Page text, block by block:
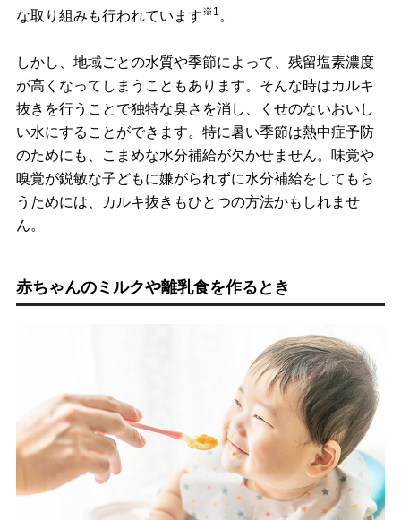
な取り組みも行われています※1 。
しかし、地域ごとの水質や季節によって、残留塩素濃度
が高くなってしまうこともあります。そんな時はカルキ
抜きを行うことで独特な臭さを消し、くせのないおいし
い水にすることができます。特に暑い季節は熱中症予防
のためにも、こまめな水分補給が欠かせません。味覚や
嗅覚が鋭敏な子どもに嫌がられずに水分補給をしてもら
うためには、カルキ抜きもひとつの方法かもしれませ
ん。
赤ちゃんのミルクや離乳食を作るとき